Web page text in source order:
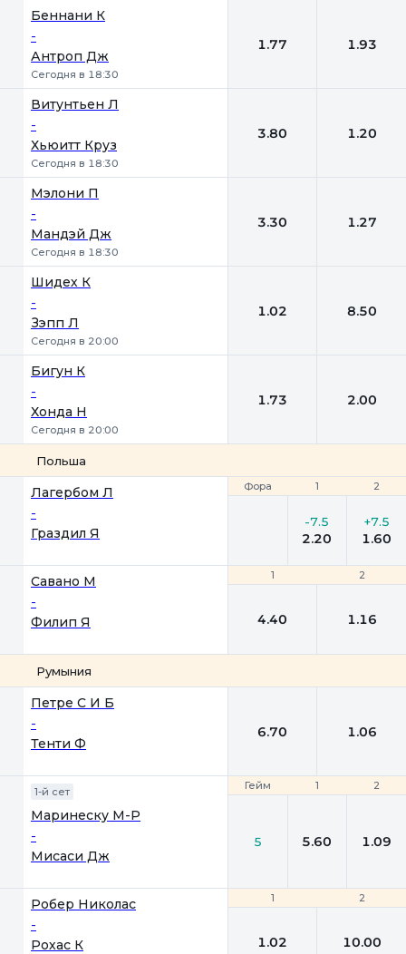
Беннани К
-
Антроп Дж
Сегодня в 18:30
1.77 1.93
Витунтьен Л
-
Хьюитт Круз
Сегодня в 18:30
3.80 1.20
Мэлони П
-
Мандэй Дж
Сегодня в 18:30
3.30 1.27
Шидех К
-
Зэпп Л
Сегодня в 20:00
1.02 8.50
Бигун К
-
Хонда Н
Сегодня в 20:00
1.73 2.00
Польша
Фора 1 2
Лагербом Л
-
Граздил Я
Фора 1 2
-7.5
2.20
+7.5
1.60
1 2
Савано М
-
Филип Я
1 2
4.40 1.16
Румыния
Петре С И Б
-
Тенти Ф
6.70 1.06
Гейм 1 2
1-й сет
Маринеску М-Р
-
Мисаси Дж
Гейм 1 2
5 5.60 1.09
1 2
Робер Николас
-
Рохас К
1 2
1.02 10.00